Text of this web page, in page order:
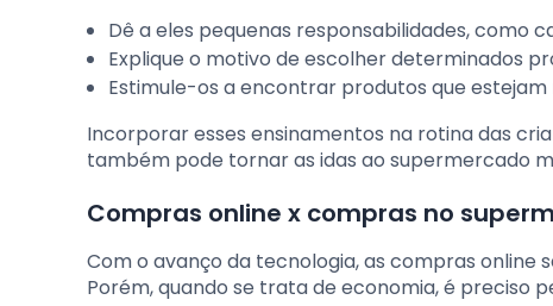
Dê a eles pequenas responsabilidades, como
Explique o motivo de escolher determinados
Estimule-os a encontrar produtos que
Incorporar esses ensinamentos na rotina das
também pode tornar as idas ao supermercado
Compras online x compras no
Com o avanço da tecnologia, as compras online
Porém, quando se trata de economia, é preciso